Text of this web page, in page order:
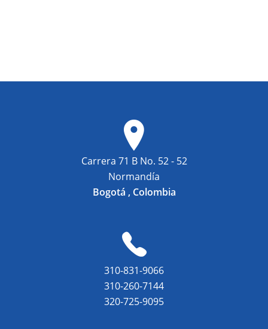
Carrera 71 B No. 52 - 52
Normandía
Bogotá , Colombia
310-831-9066
310-260-7144
320-725-9095